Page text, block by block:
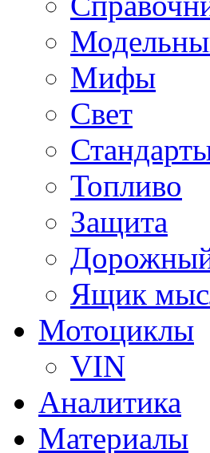
Мифы
Свет
Топливо
Защита
Ящик
Мотоциклы
VIN
Аналитика
Материалы